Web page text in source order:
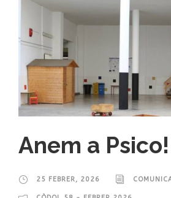
Anem a Psico!
25 FEBRER, 2026